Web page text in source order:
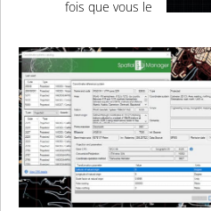
fois que vous le